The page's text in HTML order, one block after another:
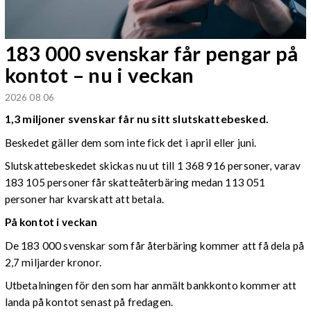
183 000 svenskar får pengar på
kontot – nu i veckan
2026 08 06
1,3 miljoner svenskar får nu sitt slutskattebesked.
Beskedet gäller dem som inte fick det i april eller juni.
Slutskattebeskedet skickas nu ut till 1 368 916 personer, varav
183 105 personer får skatteåterbäring medan 113 051
personer har kvarskatt att betala.
På kontot i veckan
De 183 000 svenskar som får återbäring kommer att få dela på
2,7 miljarder kronor.
Utbetalningen för den som har anmält bankkonto kommer att
landa på kontot senast på fredagen.